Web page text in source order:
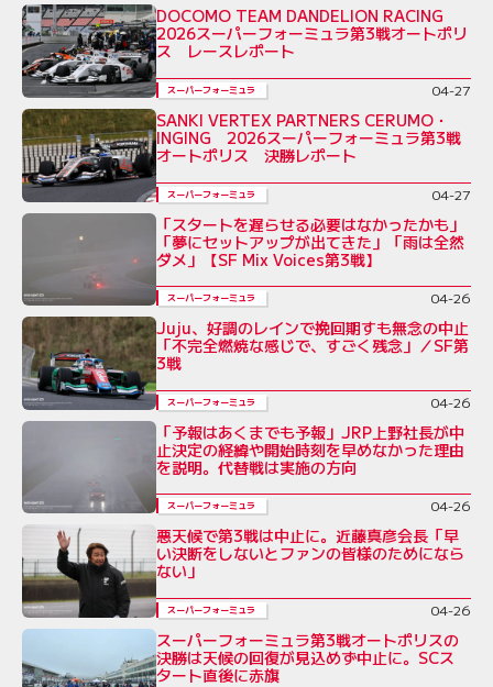
DOCOMO TEAM DANDELION RACING
2026スーパーフォーミュラ第3戦オートポリ
ス レースレポート
スーパーフォーミュラ 04-27
SANKI VERTEX PARTNERS CERUMO・
INGING 2026スーパーフォーミュラ第3戦
オートポリス 決勝レポート
スーパーフォーミュラ 04-27
「スタートを遅らせる必要はなかったかも」
「夢にセットアップが出てきた」「雨は全然
ダメ」【SF Mix Voices第3戦】
スーパーフォーミュラ 04-26
Juju、好調のレインで挽回期すも無念の中止
「不完全燃焼な感じで、すごく残念」／SF第
3戦
スーパーフォーミュラ 04-26
「予報はあくまでも予報」JRP上野社長が中
止決定の経緯や開始時刻を早めなかった理由
を説明。代替戦は実施の方向
スーパーフォーミュラ 04-26
悪天候で第3戦は中止に。近藤真彦会長「早
い決断をしないとファンの皆様のためになら
ない」
スーパーフォーミュラ 04-26
スーパーフォーミュラ第3戦オートポリスの
決勝は天候の回復が見込めず中止に。SCス
タート直後に赤旗